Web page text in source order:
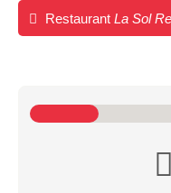
Restaurant La Sol